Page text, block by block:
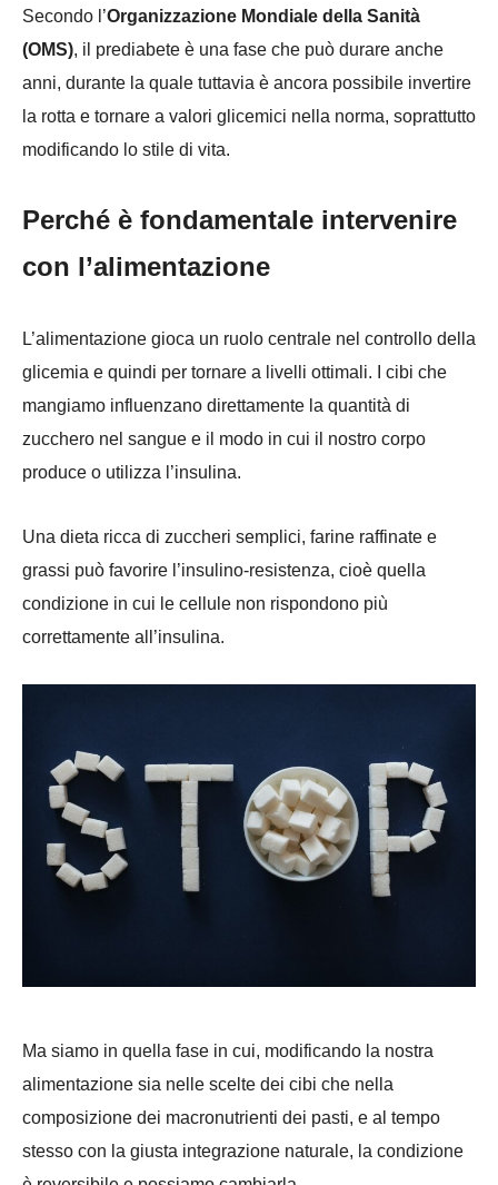
Secondo l’Organizzazione Mondiale della Sanità
(OMS), il prediabete è una fase che può durare anche
anni, durante la quale tuttavia è ancora possibile invertire
la rotta e tornare a valori glicemici nella norma, soprattutto
modificando lo stile di vita.
Perché è fondamentale intervenire
con l’alimentazione
L’alimentazione gioca un ruolo centrale nel controllo della
glicemia e quindi per tornare a livelli ottimali. I cibi che
mangiamo influenzano direttamente la quantità di
zucchero nel sangue e il modo in cui il nostro corpo
produce o utilizza l’insulina.
Una dieta ricca di zuccheri semplici, farine raffinate e
grassi può favorire l’insulino-resistenza, cioè quella
condizione in cui le cellule non rispondono più
correttamente all’insulina.
Ma siamo in quella fase in cui, modificando la nostra
alimentazione sia nelle scelte dei cibi che nella
composizione dei macronutrienti dei pasti, e al tempo
stesso con la giusta integrazione naturale, la condizione